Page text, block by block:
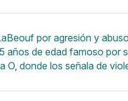
por agresión y abuso
años de edad famoso por
O, donde los señala de